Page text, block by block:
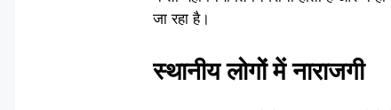
जा रहा है।
स्थानीय लोगों में नाराजगी